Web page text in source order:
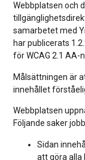
Webbplatsen och
samarbetet med
har publicerats
för WCAG 2.1 AA-
Målsättningen är
innehållet
Webbplatsen
Följande saker
Sidan
att göra alla